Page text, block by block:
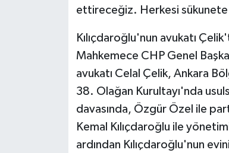
ettireceğiz. Herkesi
Kılıçdaroğlu'nun avukatı
Mahkemece CHP Genel
avukatı Celal Çelik, Ankara
38. Olağan Kurultayı'nda
davasında, Özgür Özel ile
Kemal Kılıçdaroğlu ile
ardından Kılıçdaroğlu'nun